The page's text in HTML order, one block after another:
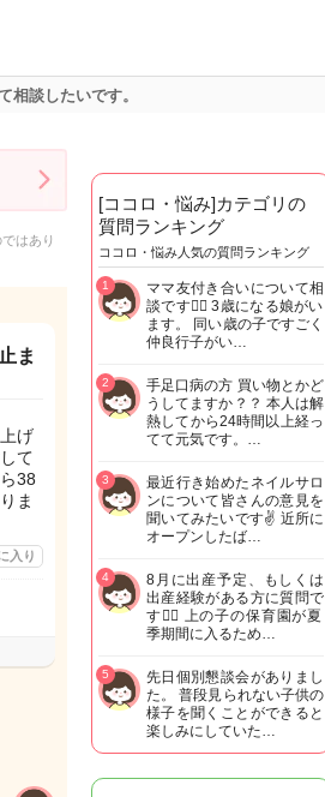
相談したいです。
はあり
ま
げ
て
38
ま
入り
[ココロ・悩み]カテゴリの
質問ランキング
ココロ・悩み人気の質問ランキング
ママ友付き合いについて相
談です🙇‍♂️ 3歳になる娘がい
ます。 同い歳の子ですごく
仲良行子がい…
1
手足口病の方 買い物とかど
うしてますか？？ 本人は解
熱してから24時間以上経っ
てて元気です。…
2
最近行き始めたネイルサロ
ンについて皆さんの意見を
聞いてみたいです✌️ 近所に
オープンしたば…
3
8月に出産予定、もしくは
出産経験がある方に質問で
す🙋‍♀️ 上の子の保育園が夏
季期間に入るため…
4
先日個別懇談会がありまし
た。 普段見られない子供の
様子を聞くことができると
楽しみにしていた…
5